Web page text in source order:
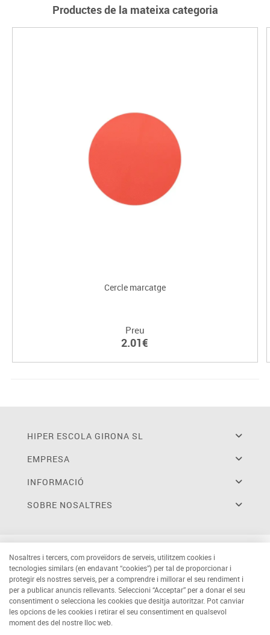
Productes de la mateixa categoria
Cercle marcatge
Preu
2.01€
HIPER ESCOLA GIRONA SL
EMPRESA
INFORMACIÓ
SOBRE NOSALTRES
Nosaltres i tercers, com proveïdors de serveis, utilitzem cookies i
tecnologies similars (en endavant “cookies”) per tal de proporcionar i
protegir els nostres serveis, per a comprendre i millorar el seu rendiment i
per a publicar anuncis rellevants. Seleccioni “Acceptar” per a donar el seu
consentiment o selecciona les cookies que desitja autoritzar. Pot canviar
les opcions de les cookies i retirar el seu consentiment en qualsevol
moment des del nostre lloc web.